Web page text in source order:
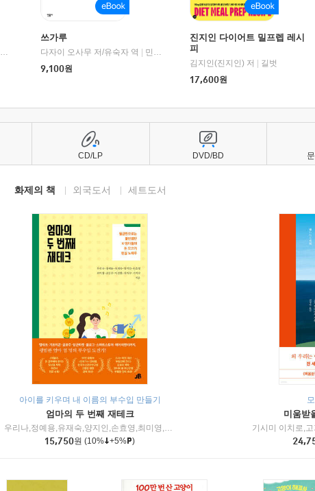
제이미 러시,톰 올릭,스테파니 플랜더스 편저/임경은 역/박정호 감수 |
교보문고
쓰가루
다자이 오사무 저/유숙자 역
민음사
9,100원
진지인 다이어트 밀프렙 레시
피
김지인(진지인) 저
길벗
17,600원
화제의 책 외국도서 세트도서
아이를 키우며 내 이름의 부수입 만들기
엄마의 두 번째 재테크
우리나,정예용,유재숙,양지인,손효영,최미영,조민주,이진현,차미숙,서미숙 저 | 제이브
15,750원 (10% +5% )
미움받
기시미 이치로,
CD/LP DVD/BD